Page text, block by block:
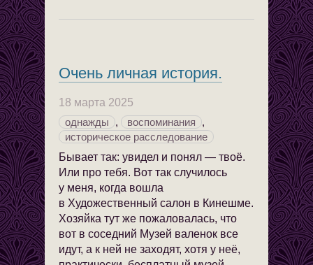
Очень личная история.
18 марта 2025
однажды
, воспоминания
,
историческое расследование
Бывает так: увидел и понял — твоё.
Или про тебя. Вот так случилось
у меня, когда вошла
в Художественный салон в Кинешме.
Хозяйка тут же пожаловалась, что
вот в соседний Музей валенок все
идут, а к ней не заходят, хотя у неё,